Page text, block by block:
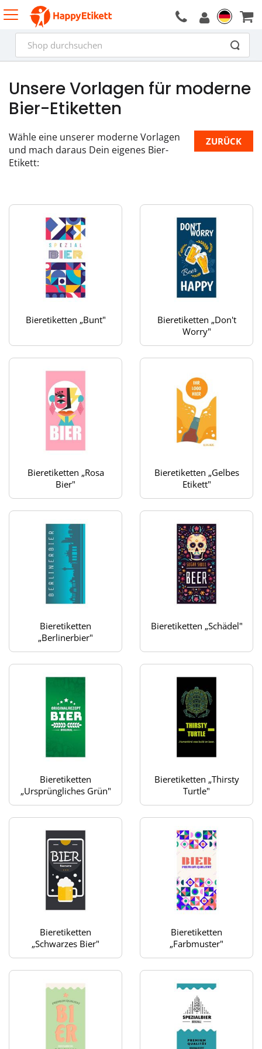
Unsere Vorlagen für moderne
Bier-Etiketten
ZURÜCK
Wähle eine unserer moderne Vorlagen
und mach daraus Dein eigenes Bier-
Etikett:
Bieretiketten „Bunt"
Bieretiketten „Don't
Worry"
Bieretiketten „Rosa
Bier"
Bieretiketten „Gelbes
Etikett"
Bieretiketten
„Berlinerbier"
Bieretiketten „Schädel"
Bieretiketten
„Ursprüngliches Grün"
Bieretiketten „Thirsty
Turtle"
Bieretiketten
„Schwarzes Bier"
Bieretiketten
„Farbmuster"